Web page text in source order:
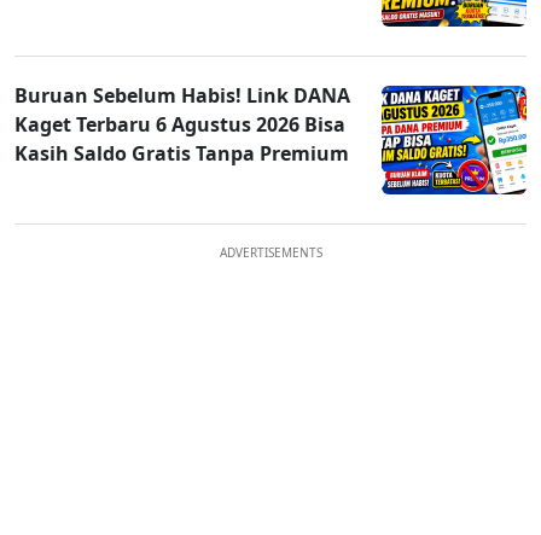
Buruan Sebelum Habis! Link DANA
Kaget Terbaru 6 Agustus 2026 Bisa
Kasih Saldo Gratis Tanpa Premium
ADVERTISEMENTS